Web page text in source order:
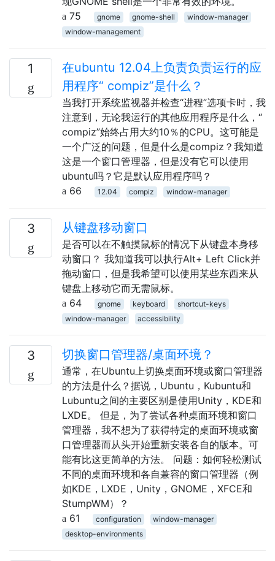
75
gnome gnome-shell
window-manager
window-management
1
在ubuntu 12.04上负责负责运行的应
用程序“ compiz”是什么？
当我打开系统监视器并检查“进程”选项卡时，我
注意到，无论我运行的其他应用程序是什么，“
compiz”始终占用大约10％的CPU。这可能是
一个广泛的问题，但是什么是compiz？我知道
这是一个窗口管理器，但是没有它可以使用
ubuntu吗？它是默认应用程序吗？
66
12.04 compiz window-manager
3 从键盘移动窗口
是否可以在不触摸鼠标的情况下从键盘本身移
动窗口？ 我知道我可以执行Alt+ Left Click并
拖动窗口，但是我希望可以使用某些东西来从
键盘上移动它而无需鼠标。
64
gnome keyboard
shortcut-keys
window-manager
accessibility
3 切换窗口管理器/桌面环境？
通常，在Ubuntu上切换桌面环境或窗口管理器
的方法是什么？据说，Ubuntu，Kubuntu和
Lubuntu之间的主要区别是使用Unity，KDE和
LXDE。 但是，为了尝试各种桌面环境和窗口
管理器，我不想为了获得特定的桌面环境或窗
口管理器而从头开始重新安装各自的版本。可
能有比这更简单的方法。 问题：如何轻松测试
不同的桌面环境和各自兼容的窗口管理器（例
如KDE，LXDE，Unity，GNOME，XFCE和
StumpWM）？
61
configuration
window-manager
desktop-environments